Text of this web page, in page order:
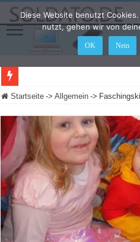
Startseite -> Allgemein ->
Diese Website benutzt
nutzt, gehen wir von
OK Nein